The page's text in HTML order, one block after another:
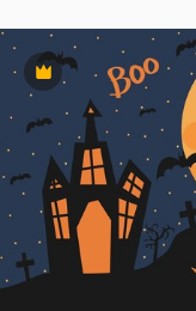
Premium